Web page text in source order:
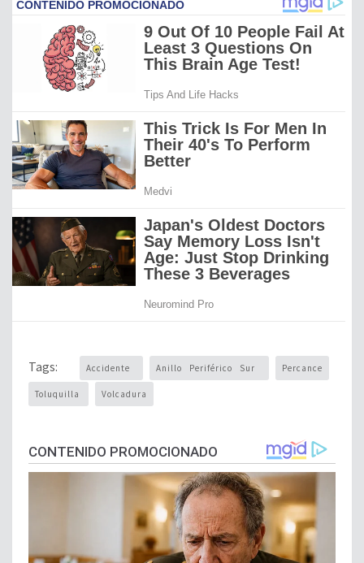
Tags: Accidente Anillo Periférico Sur Percance
Toluquilla Volcadura
CONTENIDO PROMOCIONADO